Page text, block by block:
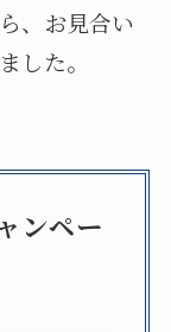
、お見合い
した。
ンペー